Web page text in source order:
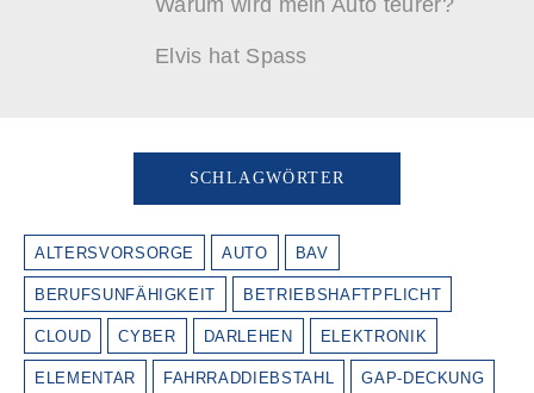
Warum wird mein Auto teurer?
Elvis hat Spass
SCHLAGWÖRTER
ALTERSVORSORGE AUTO BAV
BERUFSUNFÄHIGKEIT BETRIEBSHAFTPFLICHT
CLOUD CYBER DARLEHEN ELEKTRONIK
ELEMENTAR FAHRRADDIEBSTAHL GAP-DECKUNG